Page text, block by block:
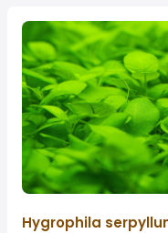
Hygrophila